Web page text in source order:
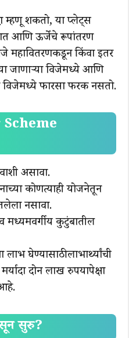
म्हणू शकतो, या प्लेट्स
आणि ऊर्जेचे रूपांतरण
महावितरणकडून किंवा इतर
जाणाऱ्या विजेमध्ये आणि
विजेमध्ये फारसा फरक नसतो.
असावा.
कोणत्याही योजनेतून
नसावा.
व मध्यमवर्गीय कुटुंबातील
घेण्यासाठी लाभार्थ्यांची
दोन लाख रुपयापेक्षा
सुरु?